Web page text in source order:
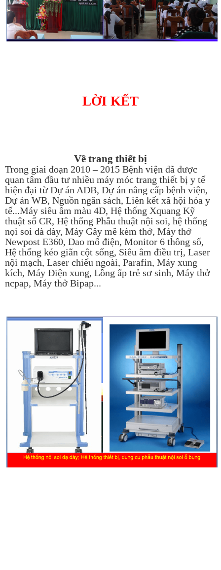
LỜI KẾT
Về trang thiết bị
Trong giai đoạn 2010 – 2015 Bệnh viện đã được
quan tâm đầu tư nhiều máy móc trang thiết bị y tế
hiện đại từ Dự án ADB, Dự án nâng cấp bệnh viện,
Dự án WB, Nguồn ngân sách, Liên kết xã hội hóa y
tế...Máy siêu âm màu 4D, Hệ thống Xquang Kỹ
thuật số CR, Hệ thống Phẫu thuật nội soi, hệ thống
nọi soi dà dày, Máy Gây mê kèm thở, Máy thở
Newpost E360, Dao mổ điện, Monitor 6 thông số,
Hệ thống kéo giãn cột sống, Siêu âm điều trị, Laser
nội mạch, Laser chiếu ngoài, Parafin, Máy xung
kích, Máy Điện xung, Lồng ấp trẻ sơ sinh, Máy thở
ncpap, Máy thở Bipap...